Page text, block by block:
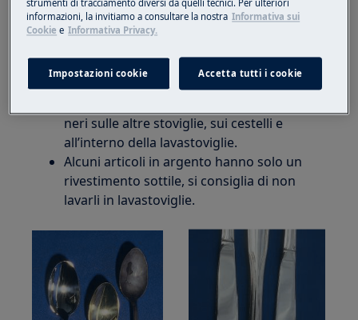
Gli oggetti in alluminio e in argento
aria, zolfo e acqua.
Quando questi oggetti vengono lavati in
neri sulle altre stoviglie, sui cestelli e
all’interno della lavastoviglie.
Alcuni articoli in argento hanno solo un
rivestimento sottile, si consiglia di non
lavarli in lavastoviglie.
strumenti di tracciamento diversi da quelli tecnici. Per ulteriori
informazioni, la invitiamo a consultare la nostra Informativa sui
Cookie e Informativa Privacy.
Impostazioni cookie Accetta tutti i cookie